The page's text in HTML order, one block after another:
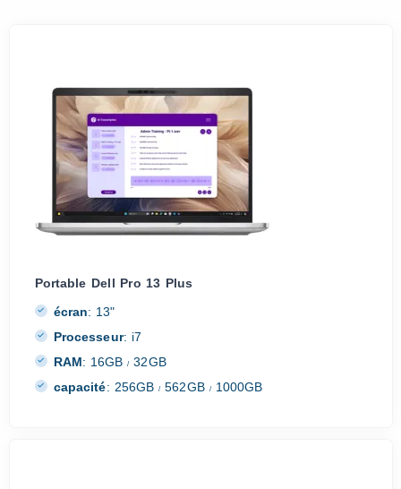
Portable Dell Pro 13 Plus
écran: 13"
Processeur: i7
RAM: 16GB/ 32GB
capacité: 256GB/ 562GB /1000GB